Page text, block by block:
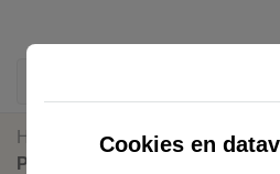
Home
Sneakers
PUMA x ASTON MARTIN
Cookies en